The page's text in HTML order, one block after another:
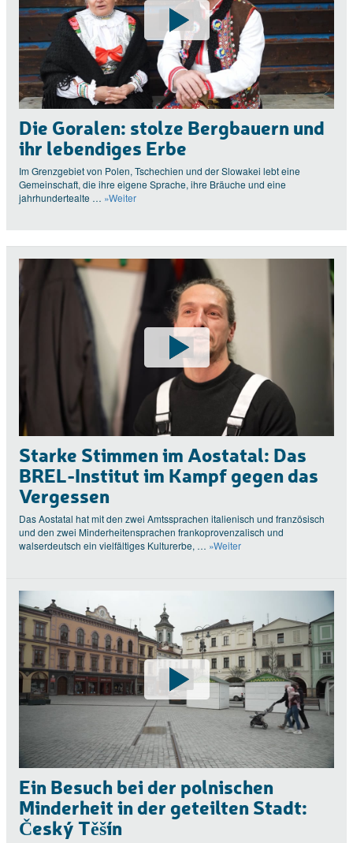
Die Goralen: stolze Bergbauern und
ihr lebendiges Erbe
Im Grenzgebiet von Polen, Tschechien und der Slowakei lebt eine
Gemeinschaft, die ihre eigene Sprache, ihre Bräuche und eine
jahrhundertealte … »Weiter
Starke Stimmen im Aostatal: Das
BREL-Institut im Kampf gegen das
Vergessen
Das Aostatal hat mit den zwei Amtssprachen italienisch und französisch
und den zwei Minderheitensprachen frankoprovenzalisch und
walserdeutsch ein vielfältiges Kulturerbe, … »Weiter
Ein Besuch bei der polnischen
Minderheit in der geteilten Stadt:
Český Těšín